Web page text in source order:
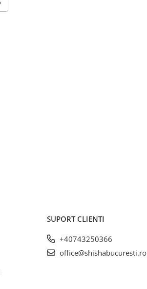
SUPORT CLIENTI
+40743250366
office@shishabucuresti.ro